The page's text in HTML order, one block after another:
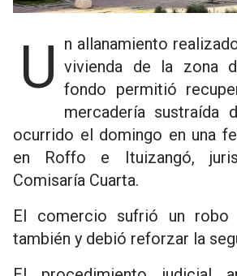
Un allanamiento realizado el lunes en una vivienda de la zona
fondo permitió
mercadería sustraída
ocurrido el domingo en una
en Roffo e Ituizangó,
Comisaría Cuarta.
El comercio sufrió un robo
también y debió reforzar la